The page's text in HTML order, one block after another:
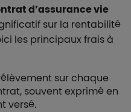
d’assurance vie
sur la rentabilité
les principaux frais à
sur chaque
souvent exprimé en
versé.